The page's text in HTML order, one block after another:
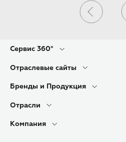
Сервис 360°
Отраслевые сайты
Бренды и Продукция
Отрасли
Компания